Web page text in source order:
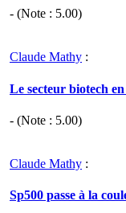
- (Note : 5.00)
Claude Mathy :
Le secteur biotech
- (Note : 5.00)
Claude Mathy :
Sp500 passe à la